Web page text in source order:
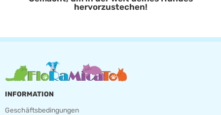
hervorzustechen!
INFORMATION
Geschäftsbedingungen